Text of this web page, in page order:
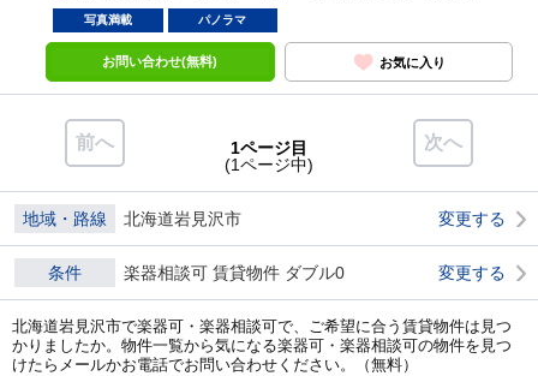
写真満載 パノラマ
お問い合わせ(無料) お気に入り
前へ 次へ
1ページ目
(1ページ中)
地域・路線 北海道岩見沢市 変更する
条件 楽器相談可 賃貸物件 ダブル0 変更する
北海道岩見沢市で楽器可・楽器相談可で、ご希望に合う賃貸物件は見つ
かりましたか。物件一覧から気になる楽器可・楽器相談可の物件を見つ
けたらメールかお電話でお問い合わせください。（無料）